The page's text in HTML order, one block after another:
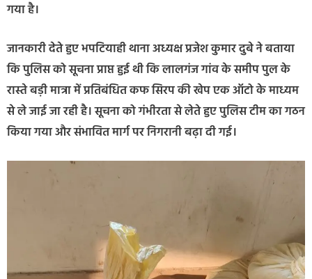
गया है।
जानकारी देते हुए भपटियाही थाना अध्यक्ष प्रजेश कुमार दुबे ने बताया
कि पुलिस को सूचना प्राप्त हुई थी कि लालगंज गांव के समीप पुल के
रास्ते बड़ी मात्रा में प्रतिबंधित कफ सिरप की खेप एक ऑटो के माध्यम
से ले जाई जा रही है। सूचना को गंभीरता से लेते हुए पुलिस टीम का गठन
किया गया और संभावित मार्ग पर निगरानी बढ़ा दी गई।